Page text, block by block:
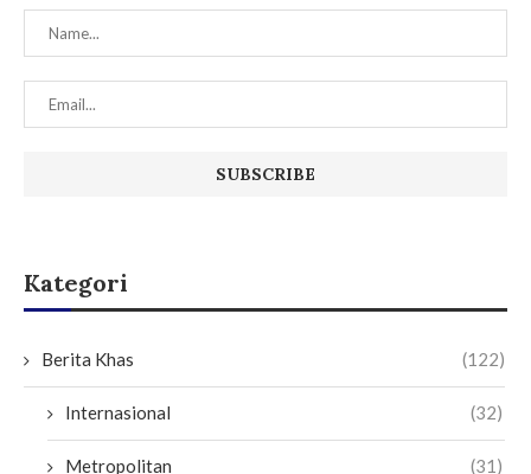
Kategori
Berita Khas (122)
Internasional (32)
Metropolitan (31)